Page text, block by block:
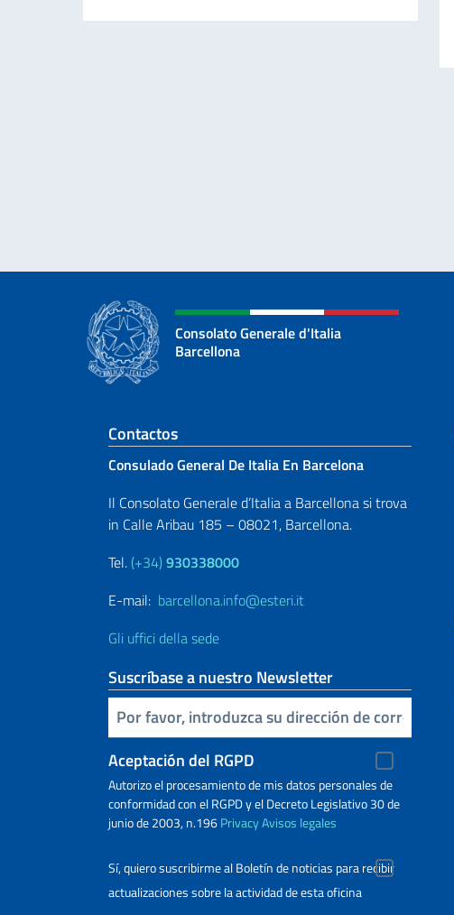
Consolato Generale d'Italia
Barcellona
Sezione footer
Contactos
Consulado General De Italia En Barcelona
Il Consolato Generale d’Italia a Barcellona si trova
in Calle Aribau 185 – 08021, Barcellona.
Tel. (+34) 930338000
E-mail: barcellona.info@esteri.it
Gli uffici della sede
Suscríbase a nuestro Newsletter
Inserta tu correo electronico
Aceptación del RGPD
Autorizo ​​el procesamiento de mis datos personales de
conformidad con el RGPD y el Decreto Legislativo 30 de
junio de 2003, n.196PrivacyAvisos legales
Sí, quiero suscribirme al Boletín de noticias para recibir
actualizaciones sobre la actividad de esta oficina